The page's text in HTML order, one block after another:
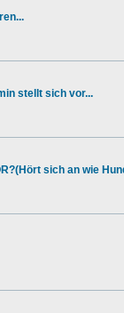
stellt sich vor...
sich an wie